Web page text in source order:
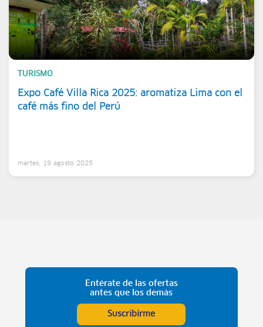
TURISMO
Expo Café Villa Rica 2025: aromatiza Lima con el
café más fino del Perú
martes, 19 agosto 2025
Entérate de las ofertas
antes que los demás
Suscribirme